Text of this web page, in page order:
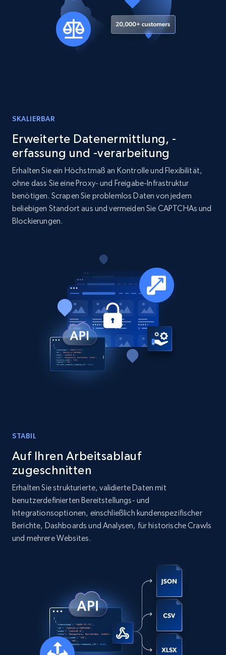
SKALIERBAR
Erweiterte Datenermittlung, -
erfassung und -verarbeitung
Erhalten Sie ein Höchstmaß an Kontrolle und Flexibilität,
ohne dass Sie eine Proxy- und Freigabe-Infrastruktur
benötigen. Scrapen Sie problemlos Daten von jedem
beliebigen Standort aus und vermeiden Sie CAPTCHAs und
Blockierungen.
STABIL
Auf Ihren Arbeitsablauf
zugeschnitten
Erhalten Sie strukturierte, validierte Daten mit
benutzerdefinierten Bereitstellungs- und
Integrationsoptionen, einschließlich kundenspezifischer
Berichte, Dashboards und Analysen, für historische Crawls
und mehrere Websites.